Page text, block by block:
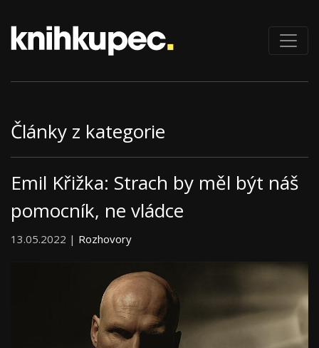
Články z kategorie
Emil Křižka: Strach by měl být náš
pomocník, ne vládce
13.05.2022 | Rozhovory